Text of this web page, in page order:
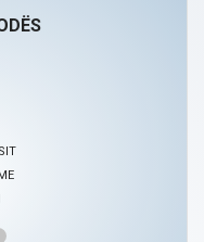
BURIMEVE NJERËZORE